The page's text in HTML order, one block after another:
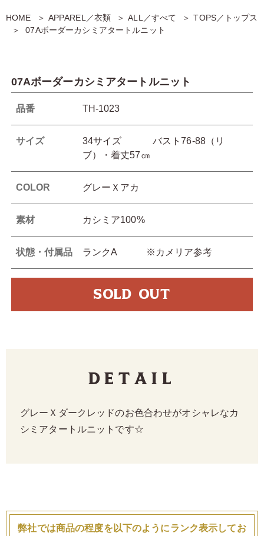
HOME APPAREL／衣類 ALL／すべて
TOPS／トップス
07Aボーダーカシミアタートルニット
07Aボーダーカシミアタートルニット
品番 TH-1023
サイズ
34サイズ バスト76-88（リ
ブ）・着丈57㎝
COLOR グレーＸアカ
素材 カシミア100%
状態・付属品 ランクA ※カメリア参考
SOLD OUT
Detail
グレーＸダークレッドのお色合わせがオシャレなカ
シミアタートルニットです☆
弊社では商品の程度を以下のようにランク表示してお